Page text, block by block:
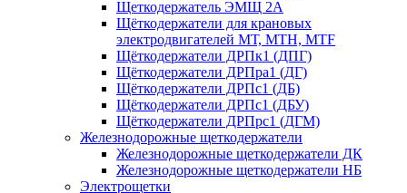
Щеткодержатель ЭМЩ 2А
Щёткодержатели для крановых
электродвигателей МТ, МТН, МТF
Щёткодержатели ДРПк1 (ДПГ)
Щёткодержатели ДРПра1 (ДГ)
Щёткодержатели ДРПс1 (ДБ)
Щёткодержатели ДРПс1 (ДБУ)
Щёткодержатели ДРПрс1 (ДГМ)
Железнодорожные щеткодержатели
Железнодорожные щеткодержатели ДК
Железнодорожные щеткодержатели НБ
Электрощетки